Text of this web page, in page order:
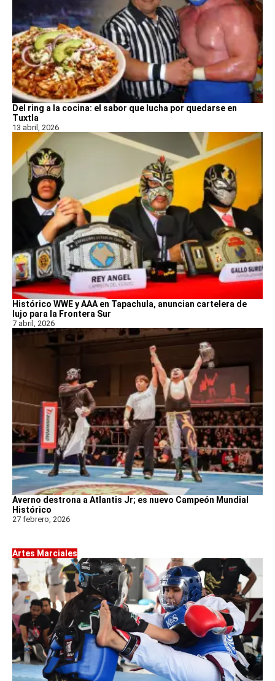
Del ring a la cocina: el sabor que lucha por quedarse en
Tuxtla
13 abril, 2026
Histórico WWE y AAA en Tapachula, anuncian cartelera de
lujo para la Frontera Sur
7 abril, 2026
Averno destrona a Atlantis Jr; es nuevo Campeón Mundial
Histórico
27 febrero, 2026
Artes Marciales